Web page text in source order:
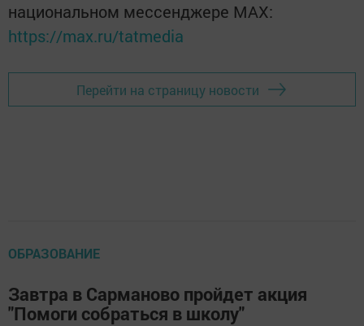
национальном мессенджере MАХ:
https://max.ru/tatmedia
Перейти на страницу новости
ОБРАЗОВАНИЕ
Завтра в Сарманово пройдет акция
"Помоги собраться в школу"